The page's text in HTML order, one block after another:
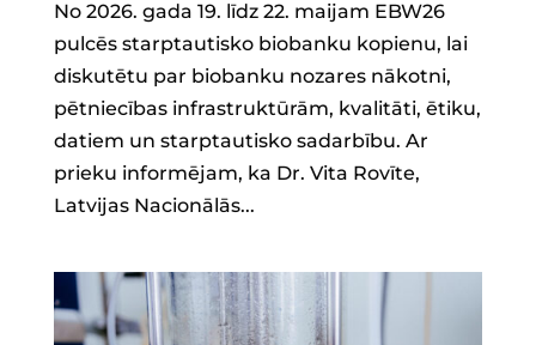
No 2026. gada 19. līdz 22. maijam EBW26
pulcēs starptautisko biobanku kopienu, lai
diskutētu par biobanku nozares nākotni,
pētniecības infrastruktūrām, kvalitāti, ētiku,
datiem un starptautisko sadarbību. Ar
prieku informējam, ka Dr. Vita Rovīte,
Latvijas Nacionālās...